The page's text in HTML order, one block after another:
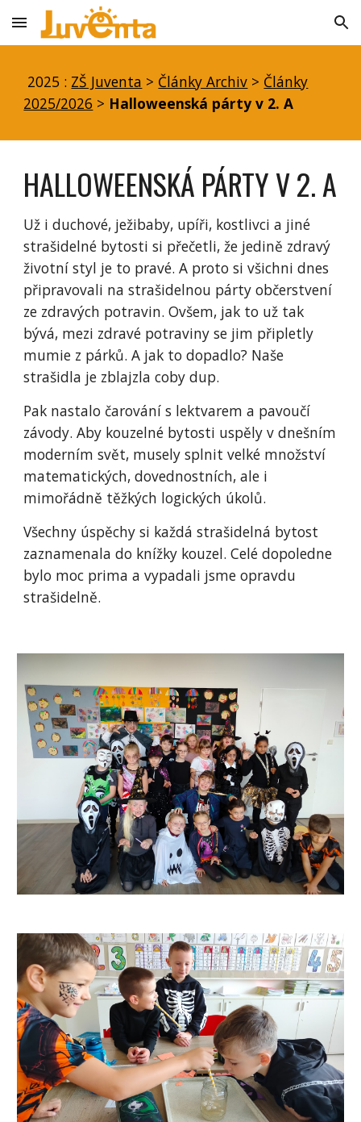
Skip to main content Skip to navigation
2025 : ZŠ Juventa > Články Archiv > Články
2025/2026 > Halloweenská párty v 2. A
HALLOWEENSKÁ PÁRTY V 2. A
Už i duchové, ježibaby, upíři, kostlivci a jiné
strašidelné bytosti si přečetli, že jedině zdravý
životní styl je to pravé. A proto si všichni dnes
připravovali na strašidelnou párty občerstvení
ze zdravých potravin. Ovšem, jak to už tak
bývá, mezi zdravé potraviny se jim připletly
mumie z párků. A jak to dopadlo? Naše
strašidla je zblajzla coby dup.
Pak nastalo čarování s lektvarem a pavoučí
závody. Aby kouzelné bytosti uspěly v dnešním
moderním svět, musely splnit velké množství
matematických, dovednostních, ale i
mimořádně těžkých logických úkolů.
Všechny úspěchy si každá strašidelná bytost
zaznamenala do knížky kouzel. Celé dopoledne
bylo moc prima a vypadali jsme opravdu
strašidelně.